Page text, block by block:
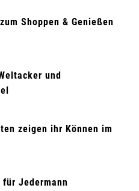
Shoppen & Genießen
und
zeigen ihr Können im
für Jedermann